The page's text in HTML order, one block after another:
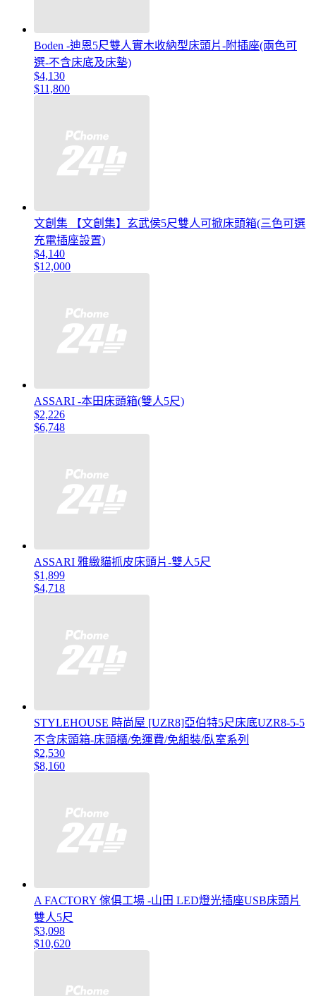
Boden -迪恩5尺雙人實木收納型床頭片-附插座(兩色可
選-不含床底及床墊)
$4,130
$11,800
文創集 【文創集】玄武侯5尺雙人可掀床頭箱(三色可選
充電插座設置)
$4,140
$12,000
ASSARI -本田床頭箱(雙人5尺)
$2,226
$6,748
ASSARI 雅緻貓抓皮床頭片-雙人5尺
$1,899
$4,718
STYLEHOUSE 時尚屋 [UZR8]亞伯特5尺床底UZR8-5-5
不含床頭箱-床頭櫃/免運費/免組裝/臥室系列
$2,530
$8,160
A FACTORY 傢俱工場 -山田 LED燈光插座USB床頭片
雙人5尺
$3,098
$10,620